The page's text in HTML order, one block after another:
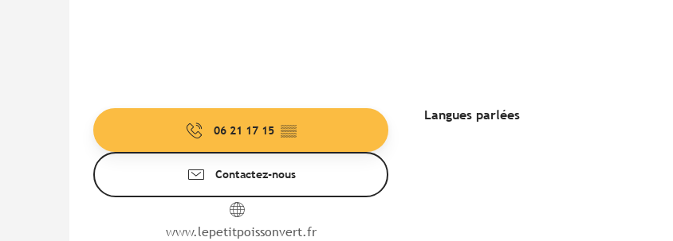
06 21 17 15 ▒▒
Contactez-nous
www.lepetitpoissonvert.fr
Langues parlées
Langues parlées